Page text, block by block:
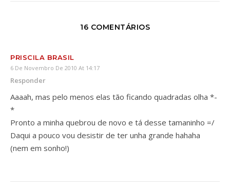
16 COMENTÁRIOS
PRISCILA BRASIL
6 De Novembro De 2010 At 14:17
Responder
Aaaah, mas pelo menos elas tão ficando quadradas olha *-
*
Pronto a minha quebrou de novo e tá desse tamaninho =/
Daqui a pouco vou desistir de ter unha grande hahaha
(nem em sonho!)